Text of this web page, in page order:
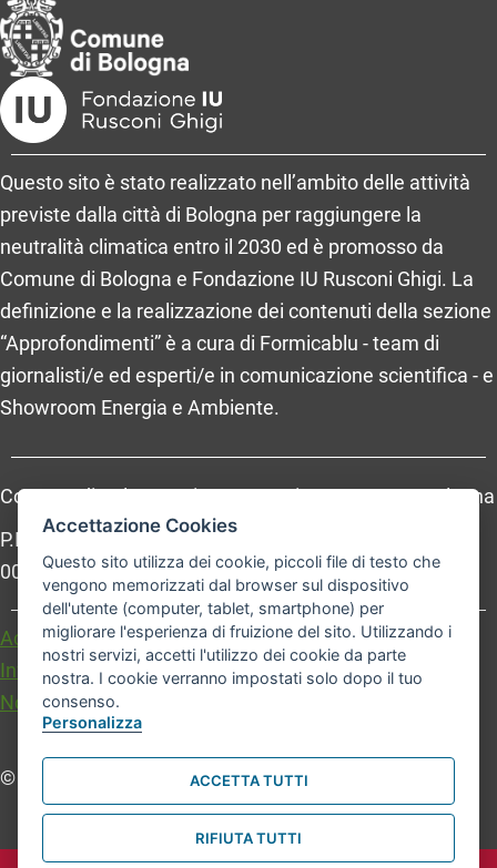
Questo sito è stato realizzato nell’ambito delle attività
previste dalla città di Bologna per raggiungere la
neutralità climatica entro il 2030 ed è promosso da
Comune di Bologna e Fondazione IU Rusconi Ghigi. La
definizione e la realizzazione dei contenuti della sezione
“Approfondimenti” è a cura di Formicablu - team di
giornalisti/e ed esperti/e in comunicazione scientifica - e
Showroom Energia e Ambiente.
Comune di Bologna, Piazza Maggiore, 6 - 40124 Bologna
P.Iva: 01232710374 - Cod. IBAN: IT 88 R 02008 02435
000020067156
Accessibilità
Carta dei valori
Informativa sul trattamento dei dati personali
Note legali
© Comune di Bologna. Tutti i diritti riservati.
Accettazione Cookies
Questo sito utilizza dei cookie, piccoli file di testo che
vengono memorizzati dal browser sul dispositivo
dell'utente (computer, tablet, smartphone) per
migliorare l'esperienza di fruizione del sito. Utilizzando i
nostri servizi, accetti l'utilizzo dei cookie da parte
nostra. I cookie verranno impostati solo dopo il tuo
consenso.
Personalizza
ACCETTA TUTTI
RIFIUTA TUTTI